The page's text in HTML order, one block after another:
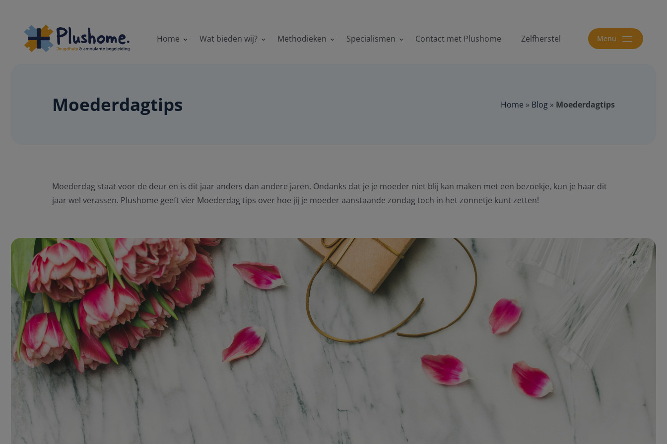
Home Wat bieden wij? Methodieken Specialismen Contact met Plushome Zelfherstel Menu
Moederdagtips Home » Blog » Moederdagtips
Moederdag staat voor de deur en is dit jaar anders dan andere jaren. Ondanks dat je je moeder niet blij kan maken met een bezoekje, kun je haar dit
jaar wel verassen. Plushome geeft vier Moederdag tips over hoe jij je moeder aanstaande zondag toch in het zonnetje kunt zetten!